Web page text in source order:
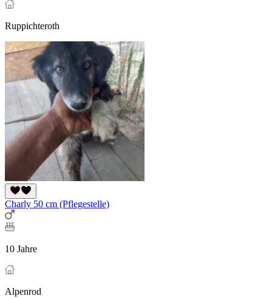
Ruppichteroth
Charly 50 cm (Pflegestelle)
10 Jahre
Alpenrod